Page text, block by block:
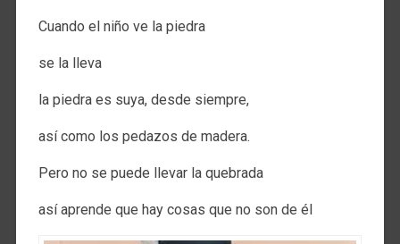
Cuando el niño ve la piedra
se la lleva
la piedra es suya, desde siempre,
así­ como los pedazos de madera.
Pero no se puede llevar la quebrada
así­ aprende que hay cosas que no son de él